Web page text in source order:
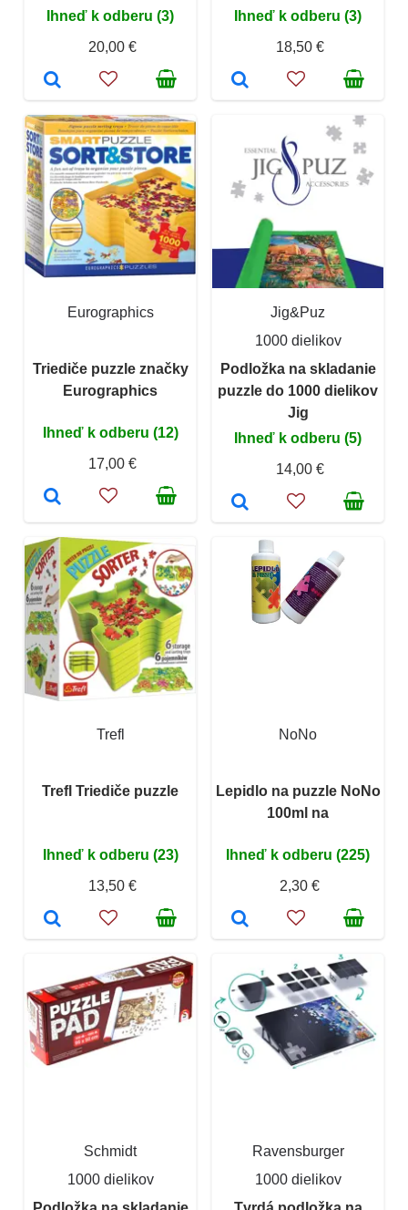
Ihneď k odberu (3)
20,00 €
Ihneď k odberu (3)
18,50 €
Eurographics
Triediče puzzle značky
Eurographics
Ihneď k odberu (12)
17,00 €
Jig&Puz
1000 dielikov
Podložka na skladanie
puzzle do 1000 dielikov
Jig
Ihneď k odberu (5)
14,00 €
Trefl
Trefl Triediče puzzle
Ihneď k odberu (23)
13,50 €
NoNo
Lepidlo na puzzle NoNo
100ml na
Ihneď k odberu (225)
2,30 €
Schmidt
1000 dielikov
Ravensburger
1000 dielikov